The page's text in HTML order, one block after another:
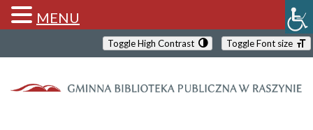
Toggle High Contrast Toggle Font size
MENU